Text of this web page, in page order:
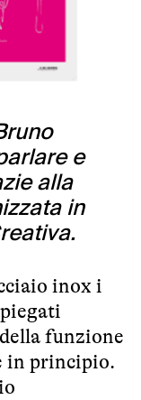
e
alla
in
inox i
funzione
in principio.